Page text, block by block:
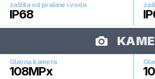
zaštita od prašine i vode
IP68
Glavna kamera
108MPx